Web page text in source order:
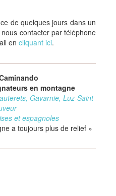
de quelques jours dans un
contacter par téléphone
en cliquant ici.
en montagne
Gavarnie, Luz-Saint-
et espagnoles
a toujours plus de relief »